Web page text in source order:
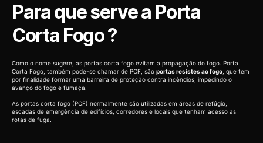
Para que serve a Porta
Corta Fogo ?
Como o nome sugere, as portas corta fogo evitam a propagação do fogo. Porta
Corta Fogo, também pode-se chamar de PCF, são portas resistes ao fogo , que tem
por finalidade formar uma barreira de proteção contra incêndios, impedindo o
avanço do fogo e fumaça.
As portas corta fogo (PCF) normalmente são utilizadas em áreas de refúgio,
escadas de emergência de edifícios, corredores e locais que tenham acesso as
rotas de fuga.